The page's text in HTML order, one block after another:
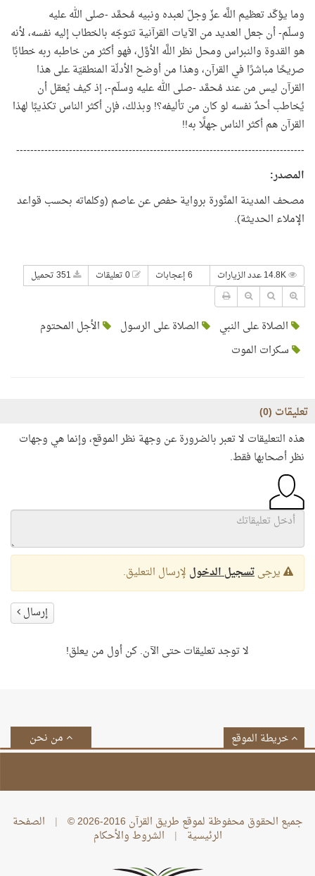
وما يؤكّد تعظيم اللَّه عزّ وجلّ لعبده ونبيه مُحمَّد -صلى الله عليه
وسلّم- أن جعل العديد من الآيات القرآنية تتوجّه بالخطاب إليه نفسه، لأنه
هو القدوة والنبراس ومحل نظر اللَّه الأوَّل، فهو أكثر من خاطبه ربه خطابًا
صريحًا مباشرًا في القرآن، وهذا من أوضح الأدلّة المنطقيّة على هذا
القرآن ليس من عند مُحمَّد -صلى الله عليه وسلّم-، إذ كيف يُعقل أن
يُخاطب أحدٌ نفسه لو كان من تأليفه؟! وبذلك، فإن أكثر الناس تكذيبًا لهذا
القرآن هم أكثر الناس جهلًا به!!
----------------------------------------------------------------------------------
المصدر:
مصحف المدينة المنَّورة برواية حفص عن عاصم (وكلماته بحسب قواعد
الإملاء الحديثة).
6 إعجابات
الصلاة على النبي الصلاة على الرسول
الأجل المحتوم
سكرات الموت
تعليقات (0
)
هذه التعليقات لا تعبر بالضرورة عن وجهة نظر الموقع، وإنما هي وجهات
نظر أصحابها فقط.
يرجىتسجيل الدخول لإرسال التعليق.
إرسال
لا توجد تعليقات حتى الآن. كن أول من يعلق!
من نحن خريطة الموقع
جميع الحقوق محفوظة لموقع طريق القرآن 2016-2026 © | الصفحة
الرئيسية | الشروط والأحكام